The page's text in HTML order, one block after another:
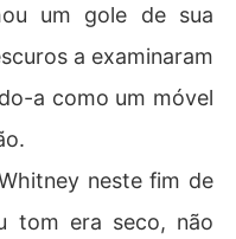
um gole de sua
a examinaram
a como um móvel
neste fim de
tom era seco, não